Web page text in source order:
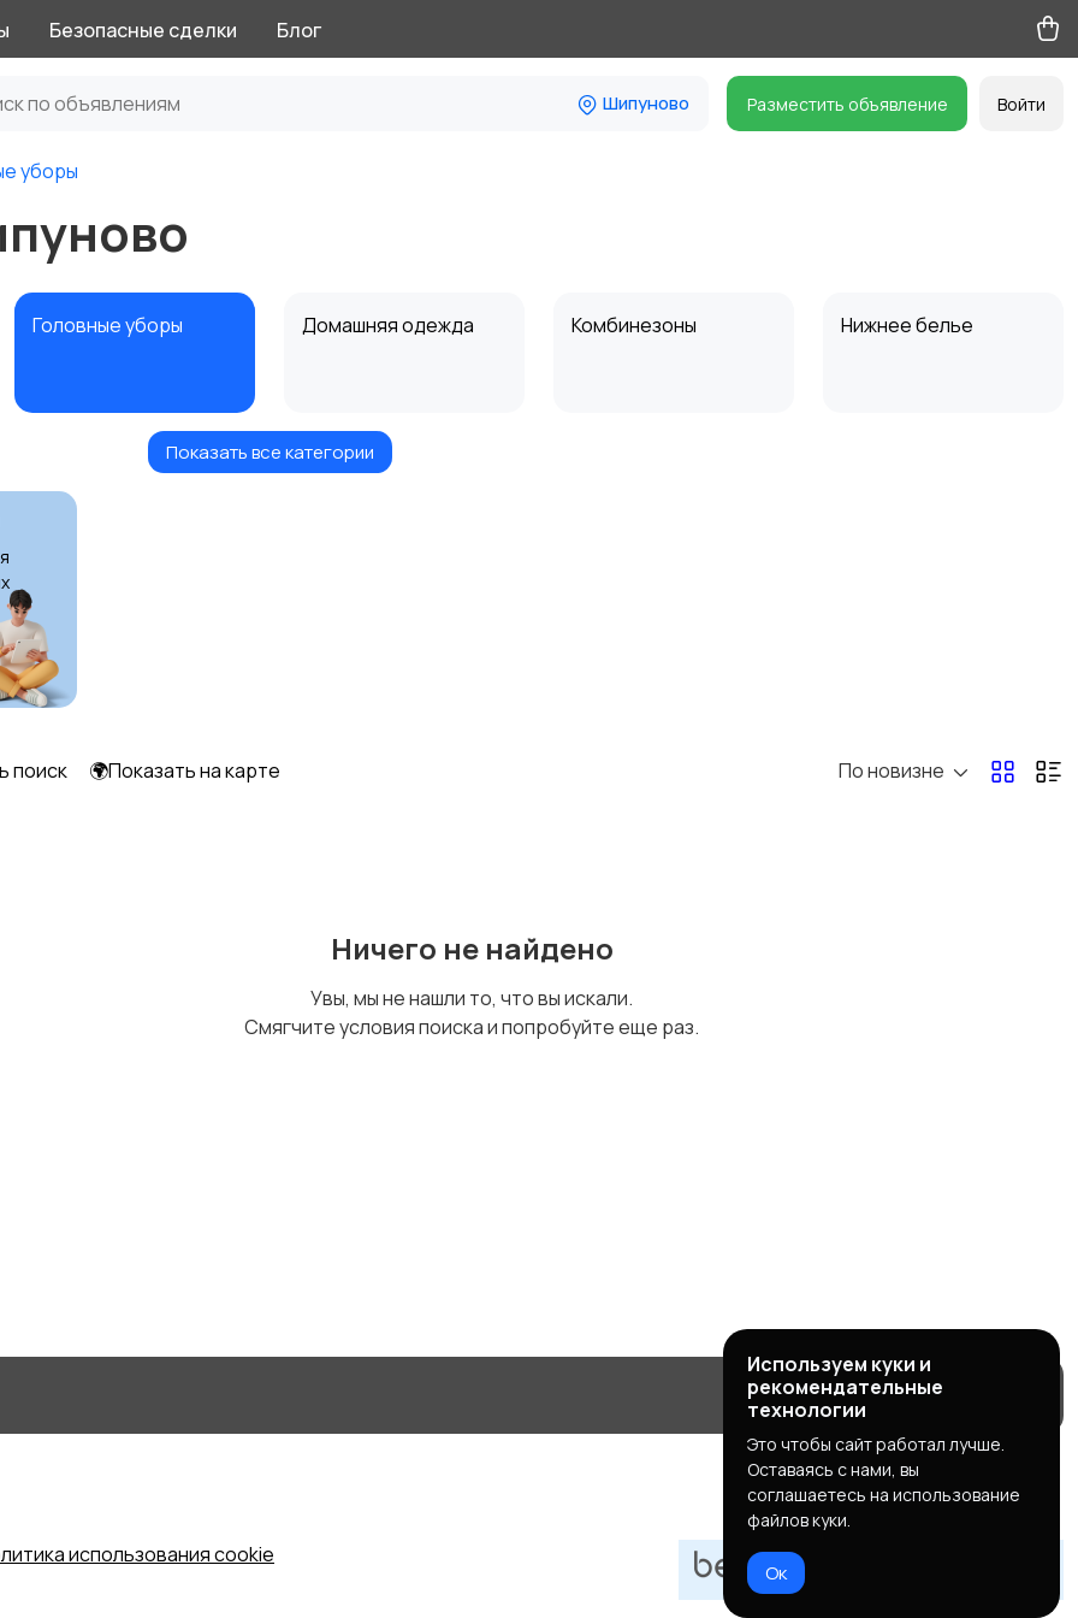
Безопасные сделки Блог
Шипуново Разместить объявление Войти
уборы
Головные уборы Домашняя одежда Комбинезоны Нижнее белье
Свитеры и толстовки
Показать все категории
поиск 🌍Показать на карте По новизне
Ничего не найдено
Увы, мы не нашли то, что вы искали.
Смягчите условия поиска и попробуйте еще раз.
использования cookie
Используем куки и
рекомендательные
технологии
Это чтобы сайт работал лучше.
Оставаясь с нами, вы
соглашаетесь на использование
файлов куки.
Ок